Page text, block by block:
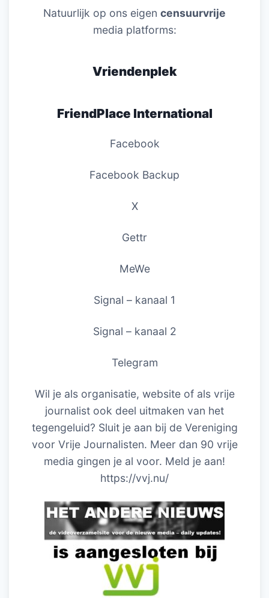
Natuurlijk op ons eigen censuurvrije
media platforms:
Vriendenplek
FriendPlace International
Facebook
Facebook Backup
X
Gettr
MeWe
Signal – kanaal 1
Signal – kanaal 2
Telegram
Wil je als organisatie, website of als vrije
journalist ook deel uitmaken van het
tegengeluid? Sluit je aan bij de Vereniging
voor Vrije Journalisten. Meer dan 90 vrije
media gingen je al voor. Meld je aan!
https://vvj.nu/